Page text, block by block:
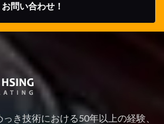
お問い合わせ！
き技術における50年以上の経験、